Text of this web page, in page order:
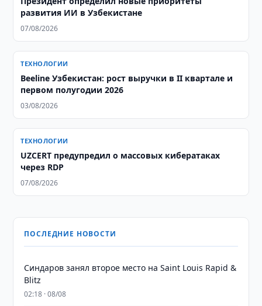
развития ИИ в Узбекистане
07/08/2026
ТЕХНОЛОГИИ
Beeline Узбекистан: рост выручки в II квартале и
первом полугодии 2026
03/08/2026
ТЕХНОЛОГИИ
UZCERT предупредил о массовых кибератаках
через RDP
07/08/2026
ПОСЛЕДНИЕ НОВОСТИ
Синдаров занял второе место на Saint Louis Rapid &
Blitz
02:18 · 08/08